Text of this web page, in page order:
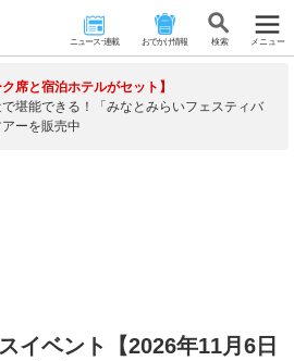
ニュース･連載 おでかけ情報 検 索 メニュー
ク席と宿泊ホテルがセット】
堪能できる！「みなとみらいフェスティバ
ーを販売中
イベント【2026年11月6日